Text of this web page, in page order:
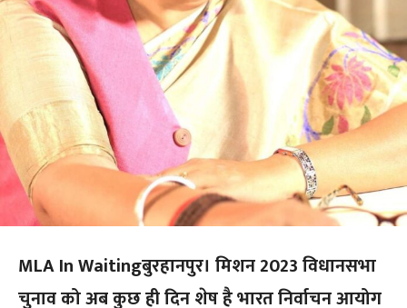
MLA In Waitingबुरहानपुर। मिशन 2023 विधानसभा
चुनाव को अब कुछ ही दिन शेष है भारत निर्वाचन आयोग